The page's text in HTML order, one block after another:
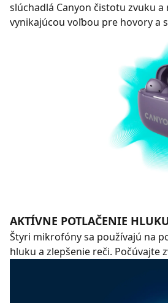
slúchadlá Canyon čistotu zvuku a
vynikajúcou voľbou pre hovory a
AKTÍVNE POTLAČENIE HLUKU
Štyri mikrofóny sa používajú na
hluku a zlepšenie reči. Počúvajte